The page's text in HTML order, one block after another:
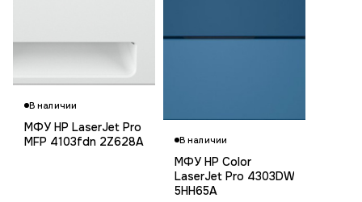
В наличии
МФУ HP LaserJet Pro
MFP 4103fdn 2Z628A
В наличии
МФУ HP Color
LaserJet Pro 4303DW
5HH65A